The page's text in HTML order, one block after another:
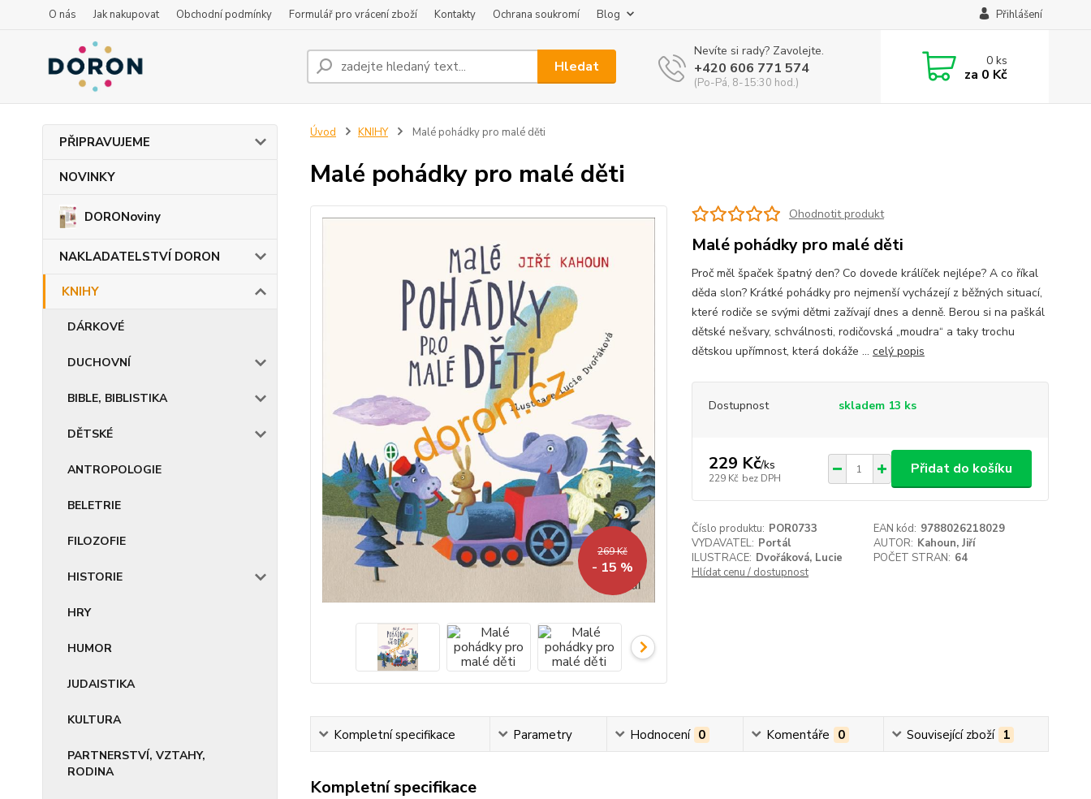
O nás Jak nakupovat Obchodní podmínky Formulář pro vrácení zboží Kontakty Ochrana soukromí Blog Přihlášení
Hledat
Nevíte si rady? Zavolejte.
+420 606 771 574
(Po-Pá, 8-15:30 hod.)
0ks
za 0 Kč
PŘIPRAVUJEME
NOVINKY
DORONoviny
NAKLADATELSTVÍ DORON
KNIHY
DÁRKOVÉ
DUCHOVNÍ
BIBLE, BIBLISTIKA
DĚTSKÉ
ANTROPOLOGIE
BELETRIE
FILOZOFIE
HISTORIE
HRY
HUMOR
JUDAISTIKA
KULTURA
PARTNERSTVÍ, VZTAHY,
RODINA
Úvod KNIHY Malé pohádky pro malé děti
Malé pohádky pro malé děti
269 Kč
- 15 %
Ohodnotit produkt
Malé pohádky pro malé děti
Proč měl špaček špatný den? Co dovede králíček nejlépe? A co říkal
děda slon? Krátké pohádky pro nejmenší vycházejí z běžných situací,
které rodiče se svými dětmi zažívají dnes a denně. Berou si na paškál
dětské nešvary, schválnosti, rodičovská „moudra“ a taky trochu
dětskou upřímnost, která dokáže ... celý popis
Dostupnost skladem 13 ks
229 Kč/ks
229 Kč bez DPH
Přidat do košíku
Číslo produktu: POR0733 EAN kód: 9788026218029
VYDAVATEL: Portál AUTOR: Kahoun, Jiří
ILUSTRACE: Dvořáková, Lucie POČET STRAN: 64
Hlídat cenu / dostupnost
Kompletní specifikace Parametry Hodnocení 0 Komentáře 0 Související zboží 1
Kompletní specifikace